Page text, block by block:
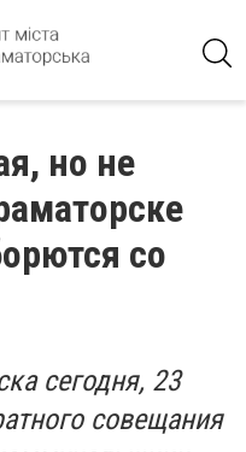
но не
со
сегодня, 23
совещания